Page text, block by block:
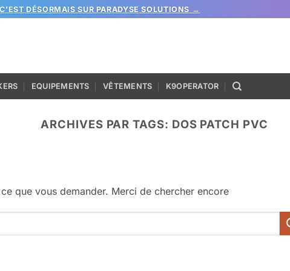
DÉSORMAIS SUR PARADYSE SOLUTIONS →
EQUIPEMENTS VÊTEMENTS K9OPERATOR
ARCHIVES PAR TAGS: DOS PATCH PVC
que vous demander. Merci de chercher encore